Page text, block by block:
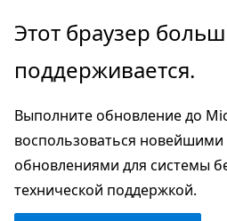
Пропустить
перейти
основному
содержимому
Этот браузер
поддерживается.
Выполните обновление до
воспользоваться
обновлениями для системы
технической поддержкой.